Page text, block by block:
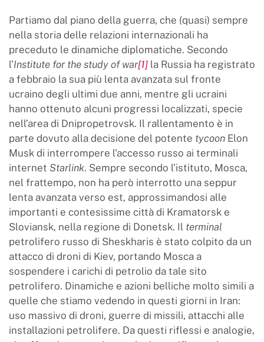
Partiamo dal piano della guerra, che (quasi) sempre
nella storia delle relazioni internazionali ha
preceduto le dinamiche diplomatiche. Secondo
l’Institute for the study of war[1] la Russia ha registrato
a febbraio la sua più lenta avanzata sul fronte
ucraino degli ultimi due anni, mentre gli ucraini
hanno ottenuto alcuni progressi localizzati, specie
nell’area di Dnipropetrovsk. Il rallentamento è in
parte dovuto alla decisione del potente tycoon Elon
Musk di interrompere l'accesso russo ai terminali
internet Starlink. Sempre secondo l’istituto, Mosca,
nel frattempo, non ha però interrotto una seppur
lenta avanzata verso est, approssimandosi alle
importanti e contesissime città di Kramatorsk e
Sloviansk, nella regione di Donetsk. Il terminal
petrolifero russo di Sheskharis è stato colpito da un
attacco di droni di Kiev, portando Mosca a
sospendere i carichi di petrolio da tale sito
petrolifero. Dinamiche e azioni belliche molto simili a
quelle che stiamo vedendo in questi giorni in Iran:
uso massivo di droni, guerre di missili, attacchi alle
installazioni petrolifere. Da questi riflessi e analogie,